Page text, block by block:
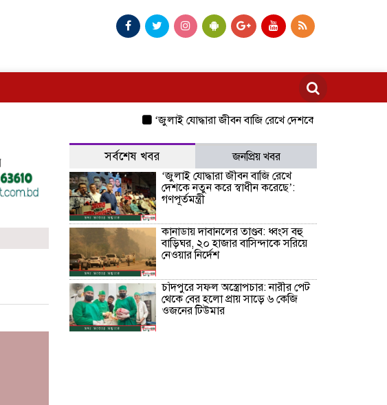
‘জুলাই যোদ্ধারা জীবন বাজি রেখে দেশকে নতুন করে স্বাধীন
সর্বশেষ খবর
জনপ্রিয় খবর
‘জুলাই যোদ্ধারা জীবন বাজি রেখে
দেশকে নতুন করে স্বাধীন করেছে’:
গণপূর্তমন্ত্রী
কানাডায় দাবানলের তাণ্ডব: ধ্বংস বহু
বাড়িঘর, ২০ হাজার বাসিন্দাকে সরিয়ে
নেওয়ার নির্দেশ
চাঁদপুরে সফল অস্ত্রোপচার: নারীর পেট
থেকে বের হলো প্রায় সাড়ে ৬ কেজি
ওজনের টিউমার